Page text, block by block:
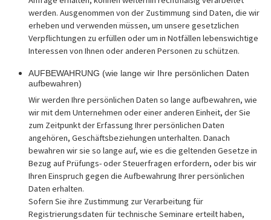
werden. Ausgenommen von der Zustimmung sind Daten, die wir
erheben und verwenden müssen, um unsere gesetzlichen
Verpflichtungen zu erfüllen oder um in Notfällen lebenswichtige
Interessen von Ihnen oder anderen Personen zu schützen.
AUFBEWAHRUNG (wie lange wir Ihre persönlichen Daten
aufbewahren)
Wir werden Ihre persönlichen Daten so lange aufbewahren, wie
wir mit dem Unternehmen oder einer anderen Einheit, der Sie
zum Zeitpunkt der Erfassung Ihrer persönlichen Daten
angehören, Geschäftsbeziehungen unterhalten. Danach
bewahren wir sie so lange auf, wie es die geltenden Gesetze in
Bezug auf Prüfungs- oder Steuerfragen erfordern, oder bis wir
Ihren Einspruch gegen die Aufbewahrung Ihrer persönlichen
Daten erhalten.
Sofern Sie ihre Zustimmung zur Verarbeitung für
Registrierungsdaten für technische Seminare erteilt haben,